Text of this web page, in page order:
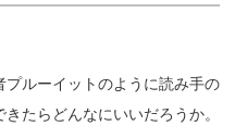
ルーイットのように読み手の
たらどんなにいいだろうか。